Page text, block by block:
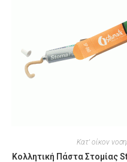
Κατ' οίκον
Κολλητική Πάστα Στομίας